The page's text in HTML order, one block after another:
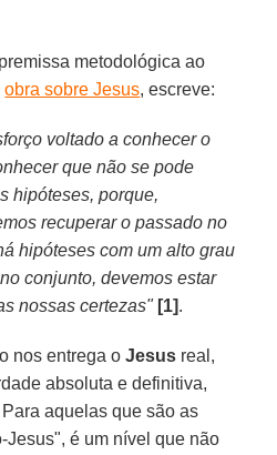
metodológica ao
obra sobre Jesus, escreve:
voltado a conhecer o
que não se pode
hipóteses, porque,
recuperar o passado no
hipóteses com um alto grau
conjunto, devemos estar
nossas certezas" [1].
nos entrega oJesus real,
absoluta e definitiva,
aquelas que são as
Jesus", é um nível que não